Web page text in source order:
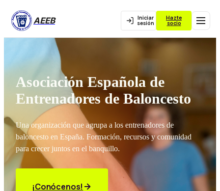
AEEB Iniciar
sesión
Hazte
socio
Asociación Española de
Entrenadores de Baloncesto
Una organización que agrupa a los entrenadores de
baloncesto en España. Formación, recursos y comunidad
para crecer juntos en el banquillo.
¡Conócenos!